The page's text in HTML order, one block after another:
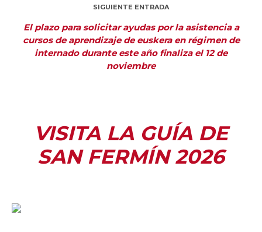
SIGUIENTE ENTRADA
El plazo para solicitar ayudas por la asistencia a
cursos de aprendizaje de euskera en régimen de
internado durante este año finaliza el 12 de
noviembre
VISITA LA GUÍA DE
SAN FERMÍN 2026